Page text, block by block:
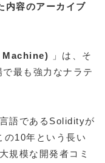
内容のアーカイブ
」は、そ
最も強力なナラテ
語であるSolidityが
の10年という長い
規模な開発者コミ